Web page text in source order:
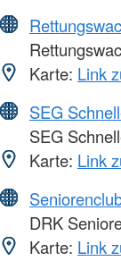
Karte: Link
SEG
SEG
Karte: Link
DRK
Karte: Link